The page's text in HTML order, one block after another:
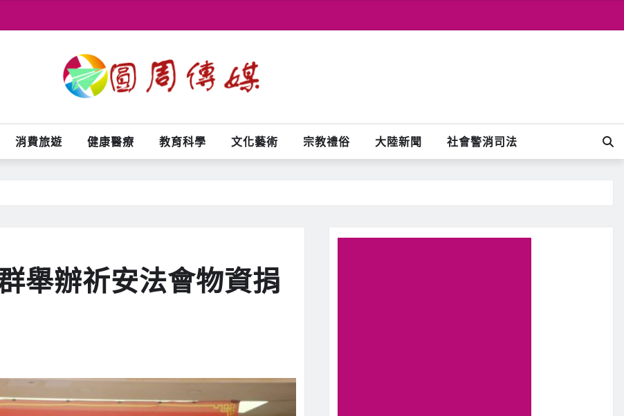
消費旅遊 健康醫療 教育科學 文化藝術 宗教禮俗 大陸新聞 社會警消司法
舉辦祈安法會物資捐